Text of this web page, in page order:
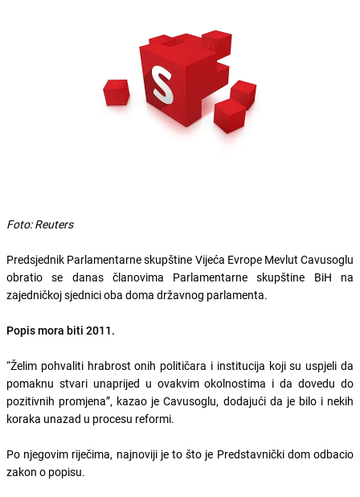
Foto: Reuters
Predsjednik Parlamentarne skupštine Vijeća Evrope Mevlut Cavusoglu
obratio se danas članovima Parlamentarne skupštine BiH na
zajedničkoj sjednici oba doma državnog parlamenta.
Popis mora biti 2011.
“Želim pohvaliti hrabrost onih političara i institucija koji su uspjeli da
pomaknu stvari unaprijed u ovakvim okolnostima i da dovedu do
pozitivnih promjena”, kazao je Cavusoglu, dodajući da je bilo i nekih
koraka unazad u procesu reformi.
Po njegovim riječima, najnoviji je to što je Predstavnički dom odbacio
zakon o popisu.